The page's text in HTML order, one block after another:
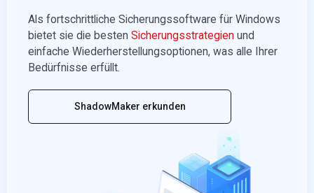
Als fortschrittliche Sicherungssoftware für Windows
bietet sie die besten Sicherungsstrategien und
einfache Wiederherstellungsoptionen, was alle Ihrer
Bedürfnisse erfüllt.
ShadowMaker erkunden